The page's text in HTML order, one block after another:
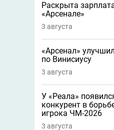
Раскрыта
«Арсенале»
3 августа
«Арсенал»
по Винисиусу
3 августа
У «Реала»
конкурент в
игрока ЧМ-2026
3 августа